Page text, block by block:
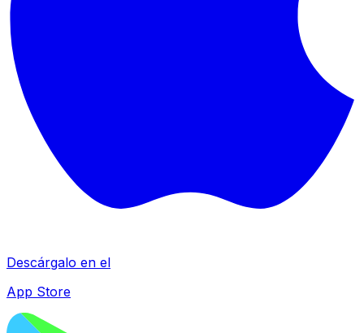
Descárgalo en el
App Store